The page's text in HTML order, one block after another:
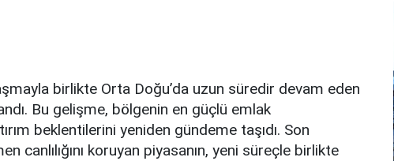
birlikte Orta Doğu’da uzun süredir devam eden
Bu gelişme, bölgenin en güçlü emlak
beklentilerini yeniden gündeme taşıdı. Son
canlılığını koruyan piyasanın, yeni süreçle birlikte